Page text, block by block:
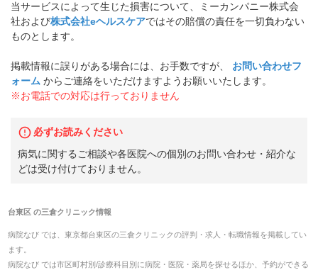
当サービスによって生じた損害について、ミーカンパニー株式会
社および株式会社eヘルスケアではその賠償の責任を一切負わない
ものとします。
掲載情報に誤りがある場合には、お手数ですが、
お問い合わせフ
ォーム からご連絡をいただけますようお願いいたします。
※お電話での対応は行っておりません
必ずお読みください
病気に関するご相談や各医院への個別のお問い合わせ・紹介な
どは受け付けておりません。
台東区 の三倉クリニック情報
病院なび では、 東京都台東区の三倉クリニックの評判・求人・転職情報を掲載してい
ます。
病院なび では市区町村別/診療科目別に病院・医院・薬局を探せるほか、予約ができる